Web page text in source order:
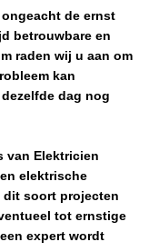
de ernst
betrouwbare en
raden wij u aan om
kan
dag nog
van Elektricien
elektrische
dit soort projecten
tot ernstige
expert wordt